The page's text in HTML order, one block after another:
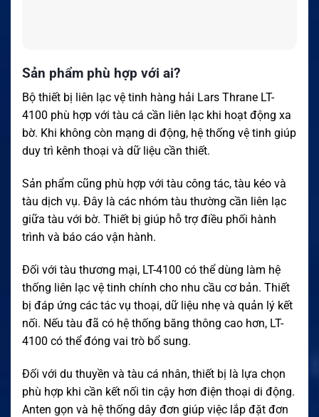
Sản phẩm phù hợp với ai?
Bộ thiết bị liên lạc vệ tinh hàng hải Lars Thrane LT-
4100 phù hợp với tàu cá cần liên lạc khi hoạt động xa
bờ. Khi không còn mạng di động, hệ thống vệ tinh giúp
duy trì kênh thoại và dữ liệu cần thiết.
Sản phẩm cũng phù hợp với tàu công tác, tàu kéo và
tàu dịch vụ. Đây là các nhóm tàu thường cần liên lạc
giữa tàu với bờ. Thiết bị giúp hỗ trợ điều phối hành
trình và báo cáo vận hành.
Đối với tàu thương mại, LT-4100 có thể dùng làm hệ
thống liên lạc vệ tinh chính cho nhu cầu cơ bản. Thiết
bị đáp ứng các tác vụ thoại, dữ liệu nhẹ và quản lý kết
nối. Nếu tàu đã có hệ thống băng thông cao hơn, LT-
4100 có thể đóng vai trò bổ sung.
Đối với du thuyền và tàu cá nhân, thiết bị là lựa chọn
phù hợp khi cần kết nối tin cậy hơn điện thoại di động.
Anten gọn và hệ thống dây đơn giúp việc lắp đặt đơn